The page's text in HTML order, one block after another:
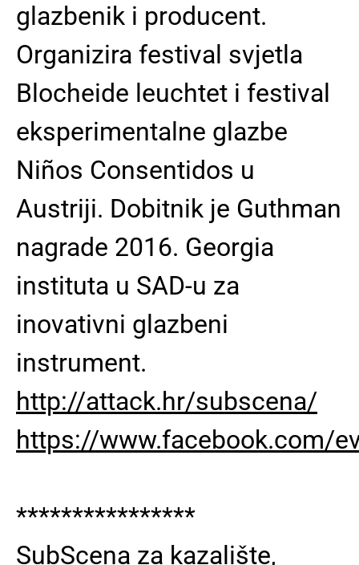
glazbenik i producent.
Organizira festival svjetla
Blocheide leuchtet i festival
eksperimentalne glazbe
Niños Consentidos u
Austriji. Dobitnik je Guthman
nagrade 2016. Georgia
instituta u SAD-u za
inovativni glazbeni
instrument.
http://attack.hr/subscena/
https://www.facebook.com/
****************
SubScena za kazalište,